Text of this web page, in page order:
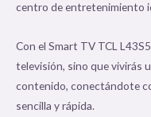
centro de entretenimiento
Con el Smart TV TCL
televisión, sino que vivirás
contenido, conectándote
sencilla y rápida.